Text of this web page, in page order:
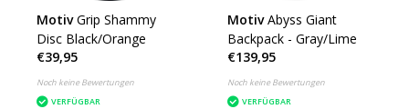
Motiv Grip Shammy
Disc Black/Orange
€39,95
Noch keine Bewertungen
VERFÜGBAR
Motiv Abyss Giant
Backpack - Gray/Lime
€139,95
Noch keine Bewertungen
VERFÜGBAR